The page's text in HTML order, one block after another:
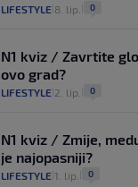
LIFESTYLE 8. lip. 0
N1 kviz / Zavrtite
ovo grad?
LIFESTYLE 2. lip. 0
N1 kviz / Zmije,
je najopasniji?
LIFESTYLE 1. lip. 0